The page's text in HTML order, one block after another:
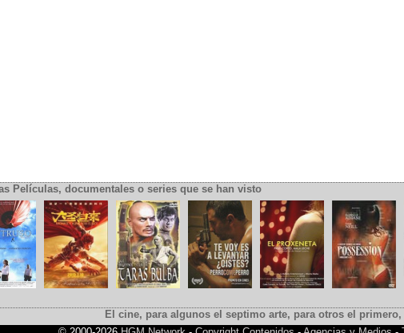
Películas, documentales o series que se han visto
El cine, para algunos el septimo arte, para otros el